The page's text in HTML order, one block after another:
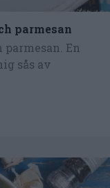
parmesan
parmesan. En
sås av